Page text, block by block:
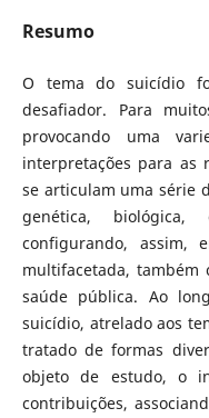
Resumo
O tema do suicídio
desafiador. Para
provocando uma
interpretações para as
se articulam uma série
genética,
configurando, assim,
multifacetada, também
saúde pública. Ao
suicídio, atrelado aos
tratado de formas
objeto de estudo, o
contribuições,